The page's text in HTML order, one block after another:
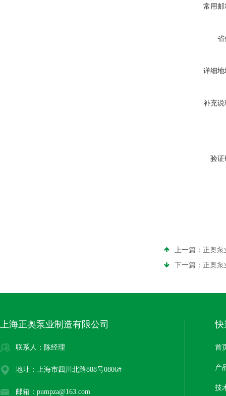
常用邮
省
详细地
补充说
验证
上一篇： 正奥泵
下一篇： 正奥泵
上海正奥泵业制造有限公司
联系人：陈经理
地址：上海市四川北路888号0806#
邮箱：pumpza@163.com
快
首
产
技